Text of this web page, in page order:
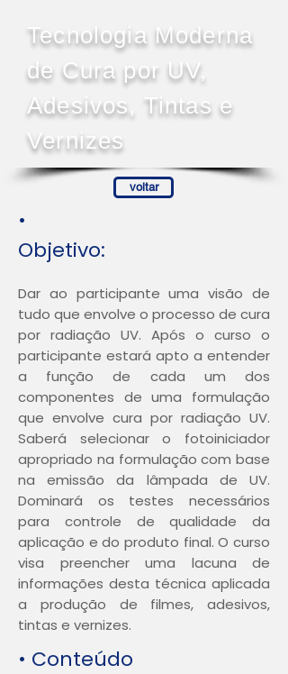
Tecnologia Moderna
de Cura por UV,
Adesivos, Tintas e
Vernizes
voltar
•
Objetivo:
Dar ao participante uma visão de
tudo que envolve o processo de cura
por radiação UV. Após o curso o
participante estará apto a entender
a função de cada um dos
componentes de uma formulação
que envolve cura por radiação UV.
Saberá selecionar o fotoiniciador
apropriado na formulação com base
na emissão da lâmpada de UV.
Dominará os testes necessários
para controle de qualidade da
aplicação e do produto final. O curso
visa preencher uma lacuna de
informações desta técnica aplicada
a produção de filmes, adesivos,
tintas e vernizes.
• Conteúdo